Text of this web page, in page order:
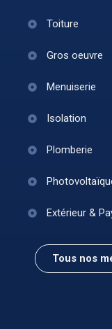
Toiture
Gros oeuvre
Menuiserie
Isolation
Plomberie
Extérieur &
Tous nos